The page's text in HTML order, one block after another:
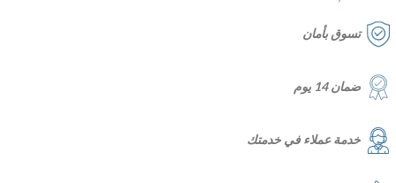
تسوق بأمان
ضمان 14 يوم
خدمة عملاء في خدمتك